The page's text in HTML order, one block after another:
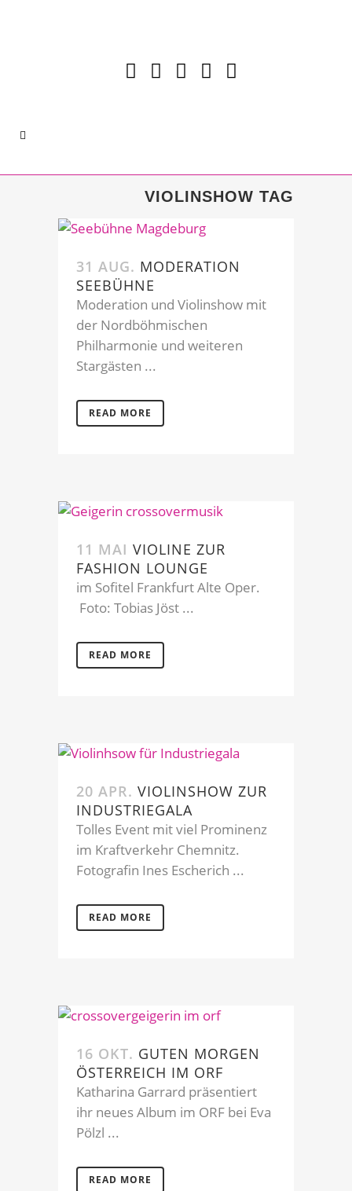
VIOLINSHOW TAG
31 AUG. MODERATION
SEEBÜHNE
Moderation und Violinshow mit
der Nordböhmischen
Philharmonie und weiteren
Stargästen ...
READ MORE
11 MAI VIOLINE ZUR
FASHION LOUNGE
im Sofitel Frankfurt Alte Oper.
Foto: Tobias Jöst ...
READ MORE
20 APR. VIOLINSHOW ZUR
INDUSTRIEGALA
Tolles Event mit viel Prominenz
im Kraftverkehr Chemnitz.
Fotografin Ines Escherich ...
READ MORE
16 OKT. GUTEN MORGEN
ÖSTERREICH IM ORF
Katharina Garrard präsentiert
ihr neues Album im ORF bei Eva
Pölzl ...
READ MORE